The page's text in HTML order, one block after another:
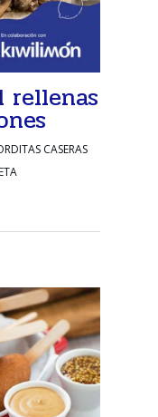
rellenas
CASERAS